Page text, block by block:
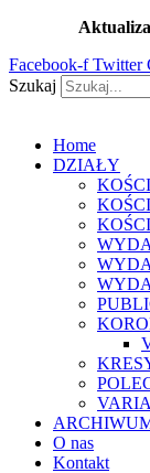
treści
Aktualizacja
Facebook-f Twitter
Szukaj
Home
DZIAŁY
VARIA
O nas
Kontakt